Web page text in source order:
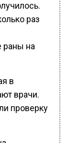
раз
раны на
в
врачи.
проверку